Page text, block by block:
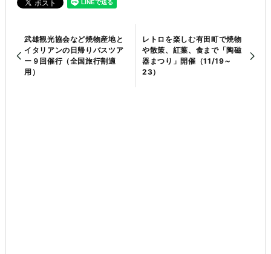
武雄観光協会など焼物産地と
イタリアンの日帰りバスツア
ー９回催行（全国旅行割適
用）
レトロを楽しむ有田町で焼物
や散策、紅葉、食まで「陶磁
器まつり」開催（11/19～
23）